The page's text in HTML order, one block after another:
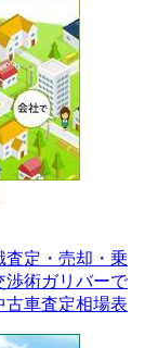
査定・売却・乗
渉術ガリバーで
古車査定相場表